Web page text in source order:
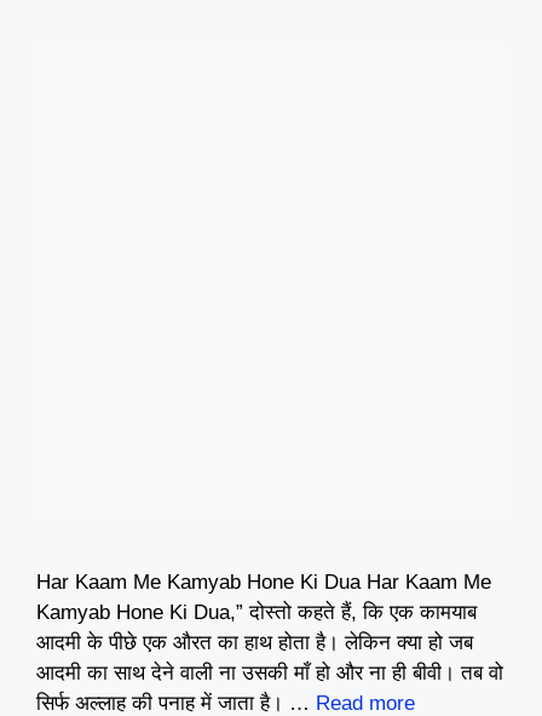
Har Kaam Me Kamyab Hone Ki Dua Har Kaam Me
Kamyab Hone Ki Dua,” दोस्तो कहते हैं, कि एक कामयाब
आदमी के पीछे एक औरत का हाथ होता है। लेकिन क्या हो जब
आदमी का साथ देने वाली ना उसकी माँ हो और ना ही बीवी। तब वो
सिर्फ अल्लाह की पनाह में जाता है। … Read more